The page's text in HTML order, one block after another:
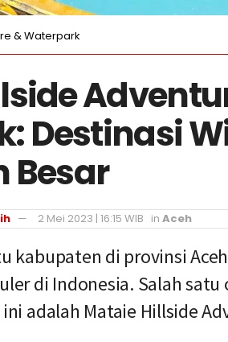
& Waterpark
Destinasi
Besar
2 Mei 2023 | 16:15 WIB in Aceh
kabupaten di provinsi
di Indonesia. Salah
adalah Mataie Hillside